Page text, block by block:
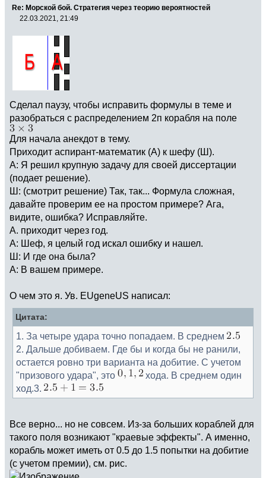
Re: Морской бой. Стратегия через теорию вероятностей
22.03.2021, 21:49
Сделал паузу, чтобы исправить формулы в теме и
разобраться с распределением 2п корабля на поле
Для начала анекдот в тему.
Приходит аспирант-математик (А) к шефу (Ш).
А: Я решил крупную задачу для своей диссертации
(подает решение).
Ш: (смотрит решение) Так, так... Формула сложная,
давайте проверим ее на простом примере? Ага,
видите, ошибка? Исправляйте.
А. приходит через год.
А: Шеф, я целый год искал ошибку и нашел.
Ш: И где она была?
А: В вашем примере.
О чем это я. Ув. EUgeneUS написал:
Цитата:
1. За четыре удара точно попадаем. В среднем
2. Дальше добиваем. Где бы и когда бы не ранили,
остается ровно три варианта на добитие. С учетом
"призового удара", это
хода. В среднем один
ход.3.
Все верно... но не совсем. Из-за больших кораблей для
такого поля возникают "краевые эффекты". А именно,
корабль может иметь от 0.5 до 1.5 попытки на добитие
(с учетом премии), см. рис.